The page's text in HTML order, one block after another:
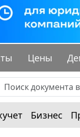
Цены
Бизнес